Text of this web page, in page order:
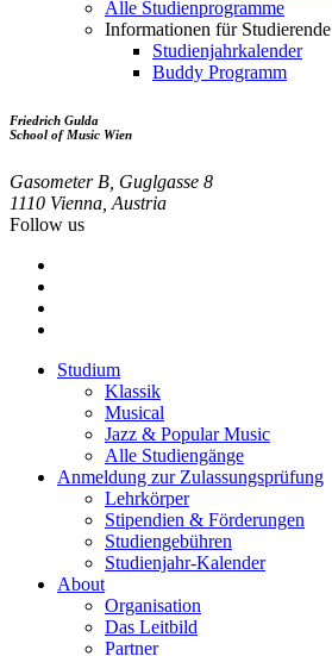
Alle Studienprogramme
Informationen für Studierende
Studienjahrkalender
Buddy Programm
Friedrich Gulda
School of Music Wien
Gasometer B, Guglgasse 8
1110 Vienna, Austria
Follow us
Footer
Studium
Klassik
Musical
Jazz & Popular Music
Alle Studiengänge
Anmeldung zur Zulassungsprüfung
Lehrkörper
Stipendien & Förderungen
Studiengebühren
Studienjahr-Kalender
About
Organisation
Das Leitbild
Partner